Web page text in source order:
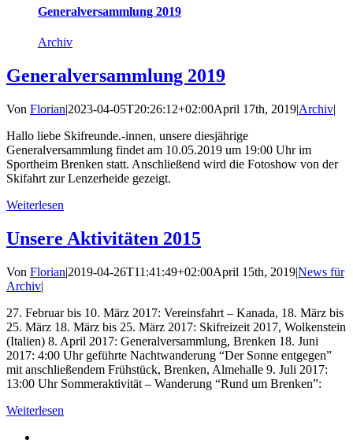
Generalversammlung 2019
Archiv
Generalversammlung 2019
Von Florian|2023-04-05T20:26:12+02:00April 17th, 2019|Archiv|
Hallo liebe Skifreunde.-innen, unsere diesjährige
Generalversammlung findet am 10.05.2019 um 19:00 Uhr im
Sportheim Brenken statt. Anschließend wird die Fotoshow von der
Skifahrt zur Lenzerheide gezeigt.
Weiterlesen
Unsere Aktivitäten 2015
Von Florian|2019-04-26T11:41:49+02:00April 15th, 2019|News für
Archiv|
27. Februar bis 10. März 2017: Vereinsfahrt – Kanada, 18. März bis
25. März 18. März bis 25. März 2017: Skifreizeit 2017, Wolkenstein
(Italien) 8. April 2017: Generalversammlung, Brenken 18. Juni
2017: 4:00 Uhr geführte Nachtwanderung “Der Sonne entgegen”
mit anschließendem Frühstück, Brenken, Almehalle 9. Juli 2017:
13:00 Uhr Sommeraktivität – Wanderung “Rund um Brenken”:
Weiterlesen